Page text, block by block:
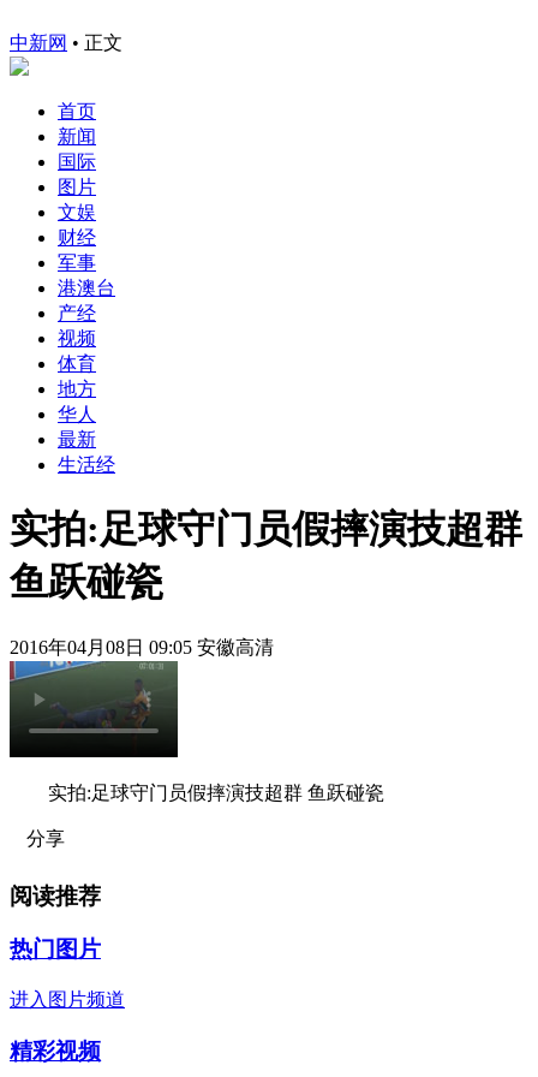
中新网 • 正文
首页
新闻
国际
图片
文娱
财经
军事
港澳台
产经
视频
体育
地方
华人
最新
生活经
实拍:足球守门员假摔演技超群
鱼跃碰瓷
2016年04月08日 09:05 安徽高清
实拍:足球守门员假摔演技超群 鱼跃碰瓷
分享
阅读推荐
热门图片
进入图片频道
精彩视频